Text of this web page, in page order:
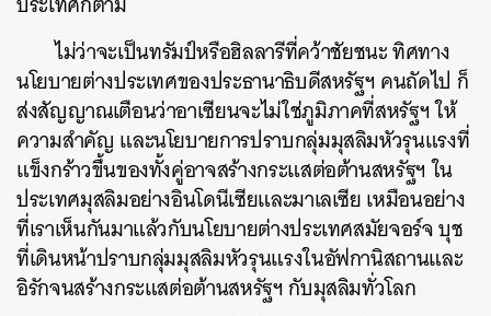
ไม่ว่าจะเป็นทรัมป์หรือฮิลลารีที่คว้าชัยชนะ ทิศทาง
นโยบายต่างประเทศของประธานาธิบดีสหรัฐฯ คนถัดไป ก็
ส่งสัญญาณเตือนว่าอาเซียนจะไม่ใช่ภูมิภาคที่สหรัฐฯ ให้
ความสำคัญ และนโยบายการปราบกลุ่มมุสลิมหัวรุนแรงที่
แข็งกร้าวขึ้นของทั้งคู่อาจสร้างกระแสต่อต้านสหรัฐฯ ใน
ประเทศมุสลิมอย่างอินโดนีเซียและมาเลเซีย เหมือนอย่าง
ที่เราเห็นกันมาแล้วกับนโยบายต่างประเทศสมัยจอร์จ บุช
ที่เดินหน้าปราบกลุ่มมุสลิมหัวรุนแรงในอัฟกานิสถานและ
อิรักจนสร้างกระแสต่อต้านสหรัฐฯ กับมุสลิมทั่วโลก